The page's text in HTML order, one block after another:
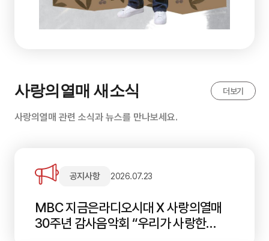
사랑의열매 새소식
사랑의열매 관련 소식과 뉴스를 만나보세요.
공지사항 2026.07.23
MBC 지금은라디오시대 X 사랑의열매
30주년 감사음악회 “우리가 사랑한
더보기